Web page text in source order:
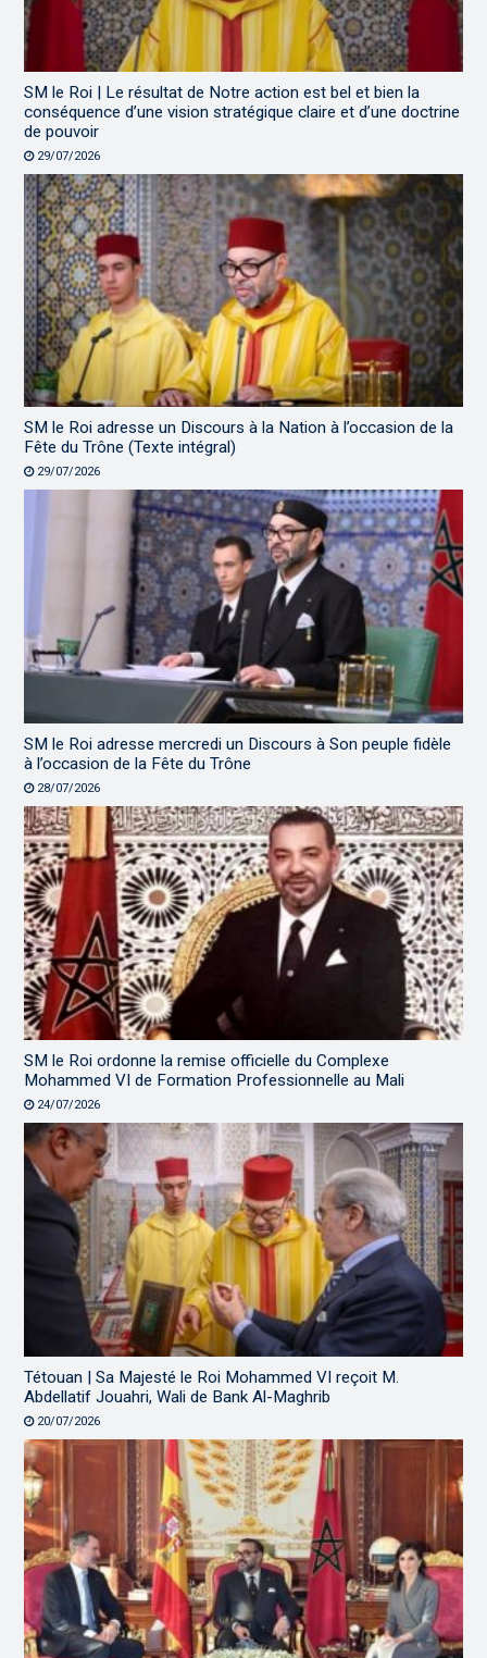
SM le Roi | Le résultat de Notre action est bel et bien la
conséquence d’une vision stratégique claire et d’une doctrine
de pouvoir
29/07/2026
SM le Roi adresse un Discours à la Nation à l’occasion de la
Fête du Trône (Texte intégral)
29/07/2026
SM le Roi adresse mercredi un Discours à Son peuple fidèle
à l’occasion de la Fête du Trône
28/07/2026
SM le Roi ordonne la remise officielle du Complexe
Mohammed VI de Formation Professionnelle au Mali
24/07/2026
Tétouan | Sa Majesté le Roi Mohammed VI reçoit M.
Abdellatif Jouahri, Wali de Bank Al-Maghrib
20/07/2026